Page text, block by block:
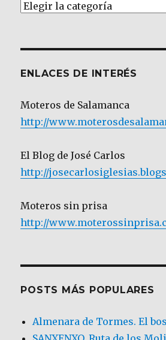
Artículos
ENLACES DE INTERÉS
Moteros de Salamanca
http://
El Blog de José Carlos
http://
Moteros sin prisa
http://
POSTS MÁS POPULARES
Almenara de Tormes. El